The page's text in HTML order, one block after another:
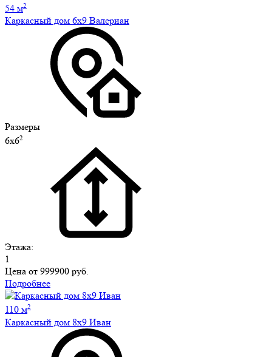
54 м2
Каркасный дом 6х9 Валериан
Размеры
6х62
Этажа:
1
Цена от 999900 руб.
Подробнее
110 м2
Каркасный дом 8х9 Иван